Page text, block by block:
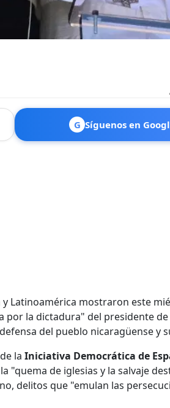
G Síguenos en
Latinoamérica mostraron este
la dictadura" del presidente de
del pueblo nicaragüense y
la Iniciativa Democrática de
"quema de iglesias y la salvaje
delitos que "emulan las